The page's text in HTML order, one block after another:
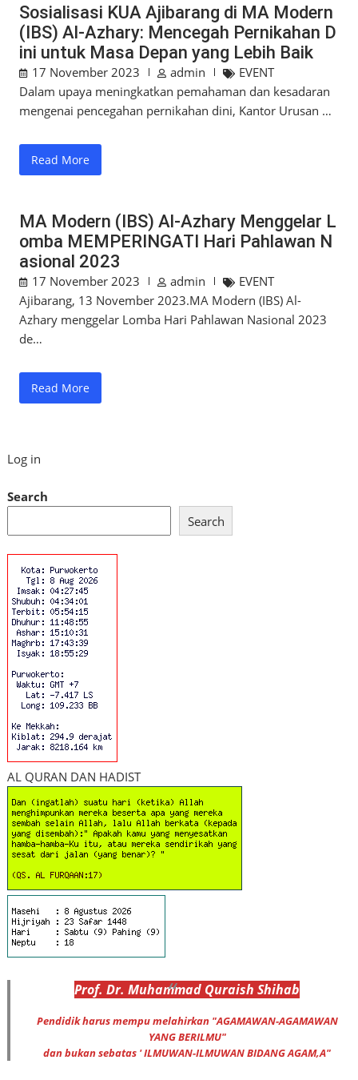
Sosialisasi KUA Ajibarang di MA Modern
(IBS) Al-Azhary: Mencegah Pernikahan D
ini untuk Masa Depan yang Lebih Baik
17 November 2023 admin
EVENT
Dalam upaya meningkatkan pemahaman dan kesadaran
mengenai pencegahan pernikahan dini, Kantor Urusan …
Read More
MA Modern (IBS) Al-Azhary Menggelar L
omba MEMPERINGATI Hari Pahlawan N
asional 2023
17 November 2023 admin
EVENT
Ajibarang, 13 November 2023.MA Modern (IBS) Al-
Azhary menggelar Lomba Hari Pahlawan Nasional 2023
de…
Read More
Log in
Search
Search
AL QURAN DAN HADIST
Prof. Dr. Muhammad Quraish Shihab
Pendidik harus mempu melahirkan "AGAMAWAN-AGAMAWAN
YANG BERILMU"
dan bukan sebatas ' ILMUWAN-ILMUWAN BIDANG AGAM,A"